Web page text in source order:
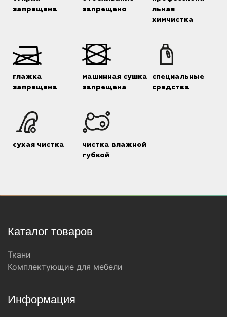
запрещена
запрещено
льная
химчистка
глажка
запрещена
машинная сушка
запрещена
специальные
средства
сухая чистка
чистка влажной
губкой
Каталог товаров
Ткани
Комплектующие для мебели
Информация